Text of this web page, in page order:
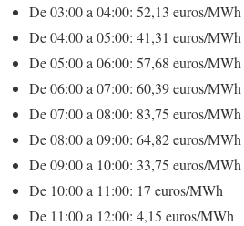
De 03:00 a 04:00: 52,13 euros/MWh
De 04:00 a 05:00: 41,31 euros/MWh
De 05:00 a 06:00: 57,68 euros/MWh
De 06:00 a 07:00: 60,39 euros/MWh
De 07:00 a 08:00: 83,75 euros/MWh
De 08:00 a 09:00: 64,82 euros/MWh
De 09:00 a 10:00: 33,75 euros/MWh
De 10:00 a 11:00: 17 euros/MWh
De 11:00 a 12:00: 4,15 euros/MWh